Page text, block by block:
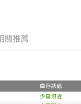
稱本公司）所提供，讓
商店將買賣／分期付款
交帳款。
至「AFTEE先享後付」
帳。
結，可透過四大超商／
需要取消訂單，請聯絡
效，需透過AFTEE先享
關推薦